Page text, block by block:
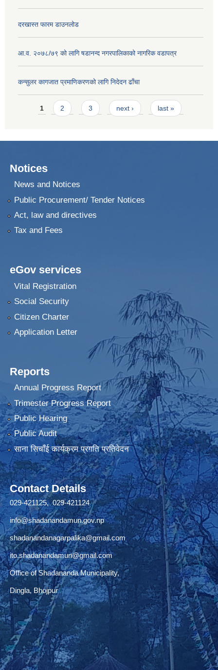
दरखास्त फारम डाउनलोड
आ.व. २०७८/७९ को लागि षडानन्द नगरपालिकाको नागरिक वडापत्र
कन्सुलर कागजात प्रमाणिकरणको लागि निदेदन ढाँचा
Pages
1 2 3 next › last »
Notices
News and Notices
Public Procurement/ Tender Notices
Act, law and directives
Tax and Fees
eGov services
Vital Registration
Social Security
Citizen Charter
Application Letter
Reports
Annual Progress Report
Trimester Progress Report
Public Hearing
Public Audit
साना सिचाँई कार्यक्रम प्रगति प्रतिवेदन
Contact Details
029-421125, 029-421124
info@shadanandamun.gov.np
shadanandanagarpalika@gmail.com
ito.shadanandamun@gmail.com
Office of Shadananda Municipality,
Dingla, Bhojpur